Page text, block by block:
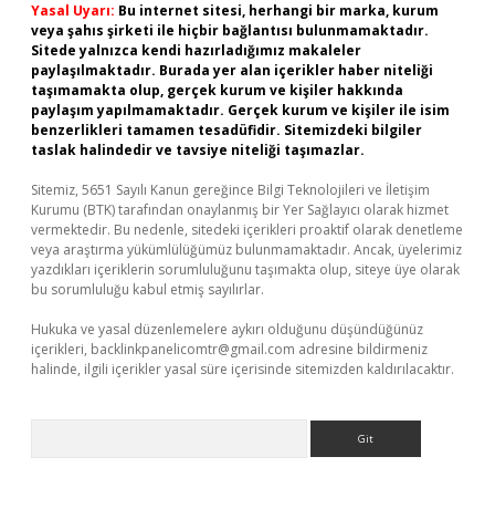
Yasal Uyarı: Bu internet sitesi, herhangi bir marka, kurum
veya şahıs şirketi ile hiçbir bağlantısı bulunmamaktadır.
Sitede yalnızca kendi hazırladığımız makaleler
paylaşılmaktadır. Burada yer alan içerikler haber niteliği
taşımamakta olup, gerçek kurum ve kişiler hakkında
paylaşım yapılmamaktadır. Gerçek kurum ve kişiler ile isim
benzerlikleri tamamen tesadüfidir. Sitemizdeki bilgiler
taslak halindedir ve tavsiye niteliği taşımazlar.
Sitemiz, 5651 Sayılı Kanun gereğince Bilgi Teknolojileri ve İletişim
Kurumu (BTK) tarafından onaylanmış bir Yer Sağlayıcı olarak hizmet
vermektedir. Bu nedenle, sitedeki içerikleri proaktif olarak denetleme
veya araştırma yükümlülüğümüz bulunmamaktadır. Ancak, üyelerimiz
yazdıkları içeriklerin sorumluluğunu taşımakta olup, siteye üye olarak
bu sorumluluğu kabul etmiş sayılırlar.
Hukuka ve yasal düzenlemelere aykırı olduğunu düşündüğünüz
içerikleri, backlinkpanelicomtr@gmail.com adresine bildirmeniz
halinde, ilgili içerikler yasal süre içerisinde sitemizden kaldırılacaktır.